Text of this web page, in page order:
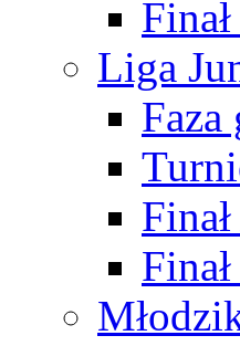
Liga
Faza